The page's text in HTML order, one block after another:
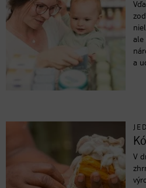
ale
a
V